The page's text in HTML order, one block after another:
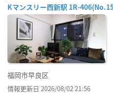
Kマンスリー西新駅 1R-
福岡市早良区
情報更新日 2026/08/02 21:56